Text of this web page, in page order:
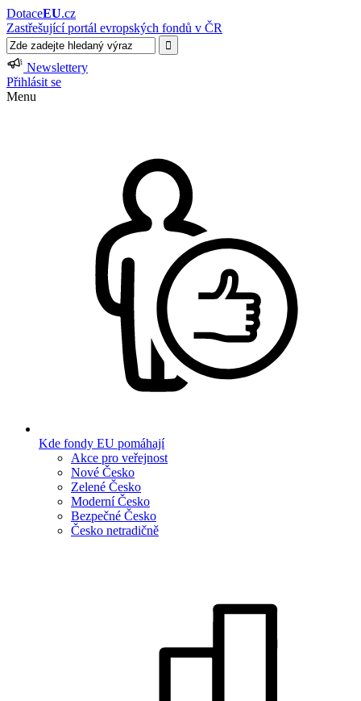
DotaceEU.cz
Zastřešující portál evropských fondů v ČR
Newslettery
Přihlásit se
Menu
Kde fondy EU pomáhají
Akce pro veřejnost
Nové Česko
Zelené Česko
Moderní Česko
Bezpečné Česko
Česko netradičně